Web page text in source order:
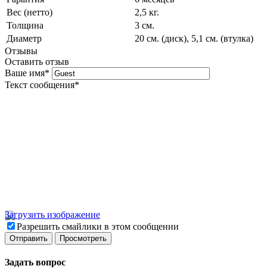
Вес (нетто)
2,5 кг.
Толщина
3 см.
Диаметр
20 см. (диск), 5,1 см. (втулка)
Отзывы
Оставить отзыв
Ваше имя*
Текст сообщения*
Загрузить изображение
Разрешить смайлики в этом сообщении
Задать вопрос